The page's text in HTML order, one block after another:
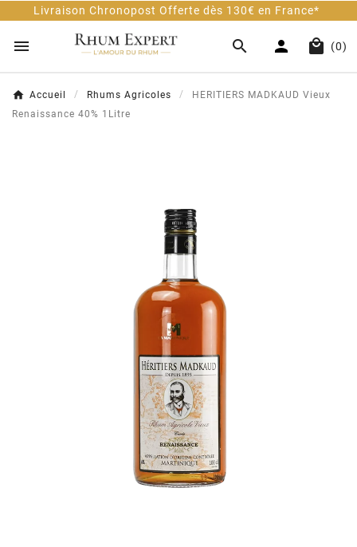
Chronopost Offerte dès 130€ en France*
    (0)
Accueil Rhums Agricoles
HERITIERS MADKAUD Vieux
Renaissance 40% 1Litre